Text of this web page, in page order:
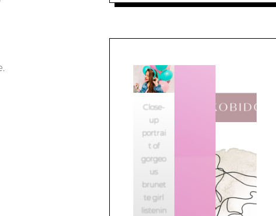
Close-
up
portrai
t of
gorgeo
us
brunet
te girl
listenin